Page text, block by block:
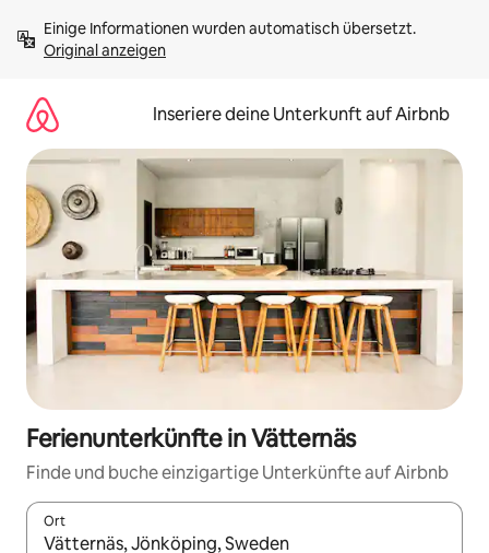
Inhalten
springenOriginal anzeigen
Inseriere deine Unterkunft auf Airbnb
Ferienunterkünfte in Vätternäs
Finde und buche einzigartige Unterkünfte auf Airbnb
Ort
Wenn Ergebnisse verfügbar sind, navigiere mit den